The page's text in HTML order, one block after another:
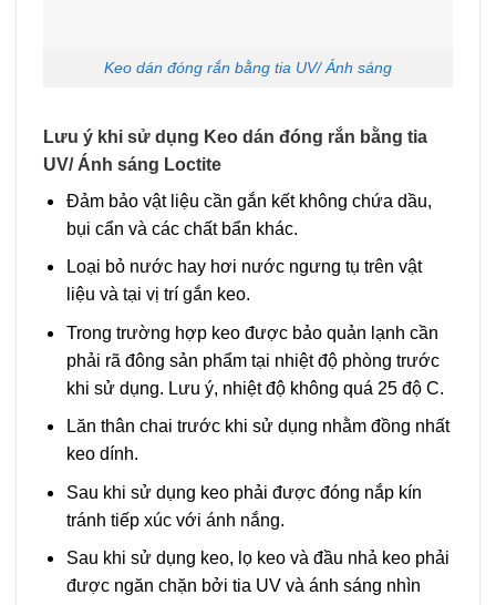
Keo dán đóng rắn bằng tia UV/ Ánh sáng
Lưu ý khi sử dụng Keo dán đóng rắn bằng tia
UV/ Ánh sáng Loctite
Đảm bảo vật liệu cần gắn kết không chứa dầu,
bụi cẩn và các chất bẩn khác.
Loại bỏ nước hay hơi nước ngưng tụ trên vật
liệu và tại vị trí gắn keo.
Trong trường hợp keo được bảo quản lạnh cần
phải rã đông sản phẩm tại nhiệt độ phòng trước
khi sử dụng. Lưu ý, nhiệt độ không quá 25 độ C.
Lăn thân chai trước khi sử dụng nhằm đồng nhất
keo dính.
Sau khi sử dụng keo phải được đóng nắp kín
tránh tiếp xúc với ánh nắng.
Sau khi sử dụng keo, lọ keo và đầu nhả keo phải
được ngăn chặn bởi tia UV và ánh sáng nhìn